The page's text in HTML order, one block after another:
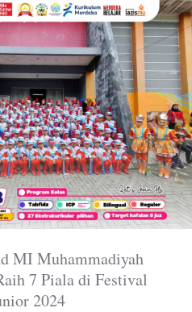
MI Muhammadiyah
7 Piala di Festival
2024